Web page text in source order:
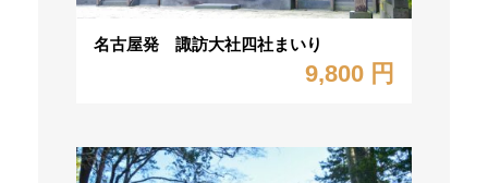
名古屋発 諏訪大社四社まいり
9,800 円